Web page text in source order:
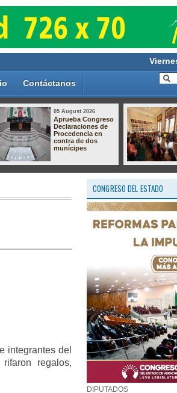
Contáctanos
05 August 2026
Aprueba Congreso
Declaraciones de
Procedencia en
contra de dos
munícipes
integrantes del
regalos,
CONGRESO DEL ESTADO
DIPUTADOS